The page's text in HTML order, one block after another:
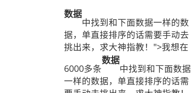
数据
中找到和下面数据一样的数
据，单直接排序的话需要手动去
挑出来，求大神指教！">我想在
6000多条
数据
中找到和下面数据
一样的数据，单直接排序的话需